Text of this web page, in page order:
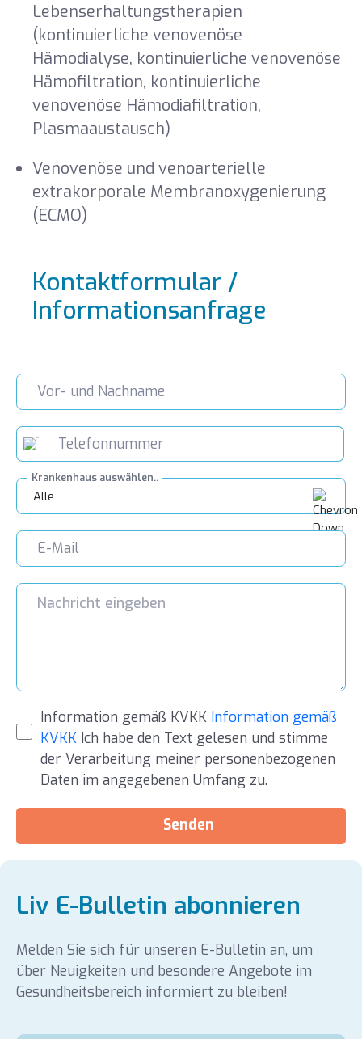
Lebenserhaltungstherapien
(kontinuierliche venovenöse
Hämodialyse, kontinuierliche venovenöse
Hämofiltration, kontinuierliche
venovenöse Hämodiafiltration,
Plasmaaustausch)
Venovenöse und venoarterielle
extrakorporale Membranoxygenierung
(ECMO)
Kontaktformular /
Informationsanfrage
Krankenhaus auswählen..
Alle
Information gemäß KVKK Information gemäß
KVKKIch habe den Text gelesen und stimme
der Verarbeitung meiner personenbezogenen
Daten im angegebenen Umfang zu.
Senden
Liv E-Bulletin abonnieren
Melden Sie sich für unseren E-Bulletin an, um
über Neuigkeiten und besondere Angebote im
Gesundheitsbereich informiert zu bleiben!